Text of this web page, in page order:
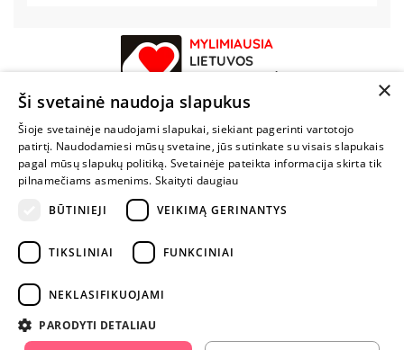
MYLIMIAUSIA
LIETUVOS
PARDUOTUVĖ
NENUSTOK
ŽAISTI
+370 600 84088
info@fantazijos.lt
instagram.com/fantazijos.lt
×
Ši svetainė naudoja slapukus
Šioje svetainėje naudojami slapukai, siekiant pagerinti vartotojo
patirtį. Naudodamiesi mūsų svetaine, jūs sutinkate su visais slapukais
pagal mūsų slapukų politiką. Svetainėje pateikta informacija skirta tik
pilnamečiams asmenims. Skaityti daugiau
BŪTINIEJI
VEIKIMĄ GERINANTYS
TIKSLINIAI FUNKCINIAI
NEKLASIFIKUOJAMI
PARODYTI DETALIAU